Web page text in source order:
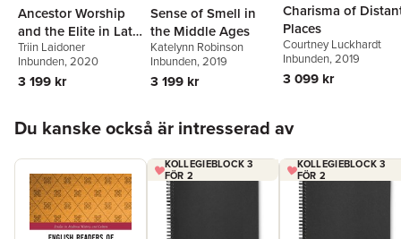
Ancestor Worship
and the Elite in Late
Iron Age
Scandinavia
Triin Laidoner
Inbunden, 2020
3 199 kr
Sense of Smell in
the Middle Ages
Katelynn Robinson
Inbunden, 2019
3 199 kr
Charisma of
Places
Courtney Luckhardt
Inbunden, 2019
3 099 kr
Du kanske också är intresserad av
KOLLEGIEBLOCK 3
FÖR 2
KOLLEGIEBLOCK 3
FÖR 2